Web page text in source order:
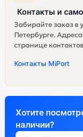
Контакты и
Забирайте заказ в
Петербурге.
странице
Контакты MiPort
Хотите
наличии?